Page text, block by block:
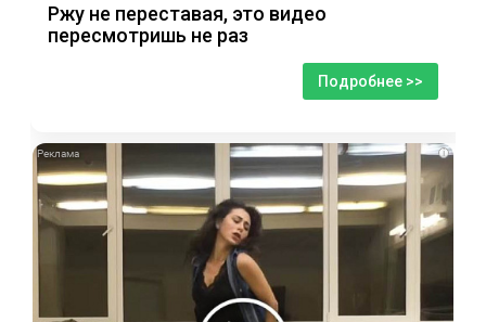
Ржу не переставая, это видео
пересмотришь не раз
Подробнее >>
i